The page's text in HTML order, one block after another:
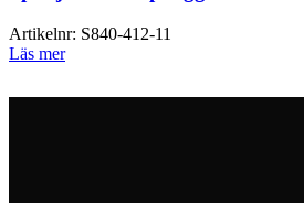
Artikelnr: S840-412-11
Läs mer